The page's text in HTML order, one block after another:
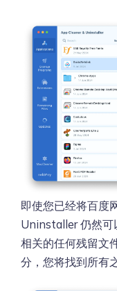
即使您已经将百度
Uninstaller 仍然可
相关的任何残留文
分，您将找到所有